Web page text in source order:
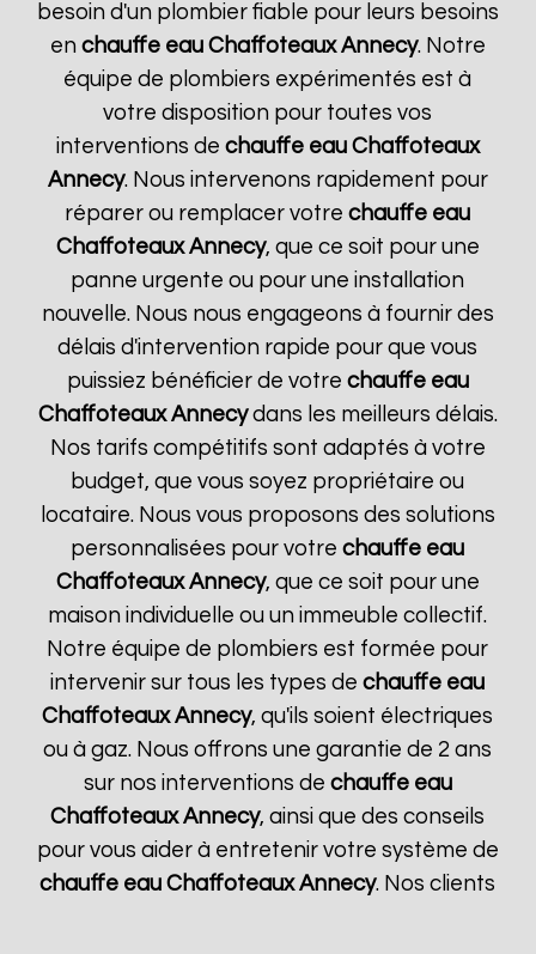
besoin d'un plombier fiable pour leurs besoins
en chauffe eau Chaffoteaux Annecy. Notre
équipe de plombiers expérimentés est à
votre disposition pour toutes vos
interventions de chauffe eau Chaffoteaux
Annecy. Nous intervenons rapidement pour
réparer ou remplacer votrechauffe eau
Chaffoteaux Annecy, que ce soit pour une
panne urgente ou pour une installation
nouvelle. Nous nous engageons à fournir des
délais d'intervention rapide pour que vous
puissiez bénéficier de votre chauffe eau
Chaffoteaux Annecydans les meilleurs délais.
Nos tarifs compétitifs sont adaptés à votre
budget, que vous soyez propriétaire ou
locataire. Nous vous proposons des solutions
personnalisées pour votrechauffe eau
Chaffoteaux Annecy, que ce soit pour une
maison individuelle ou un immeuble collectif.
Notre équipe de plombiers est formée pour
intervenir sur tous les types dechauffe eau
Chaffoteaux Annecy, qu'ils soient électriques
ou à gaz. Nous offrons une garantie de 2 ans
sur nos interventions de chauffe eau
Chaffoteaux Annecy, ainsi que des conseils
pour vous aider à entretenir votre système de
chauffe eau Chaffoteaux Annecy. Nos clients